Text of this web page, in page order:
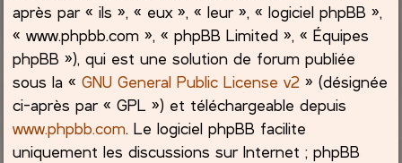
après par « ils », « eux », « leur », « logiciel phpBB »,
« www.phpbb.com », « phpBB Limited », « Équipes
phpBB »), qui est une solution de forum publiée
sous la «GNU General Public License v2 » (désignée
ci-après par « GPL ») et téléchargeable depuis
www.phpbb.com. Le logiciel phpBB facilite
uniquement les discussions sur Internet ; phpBB